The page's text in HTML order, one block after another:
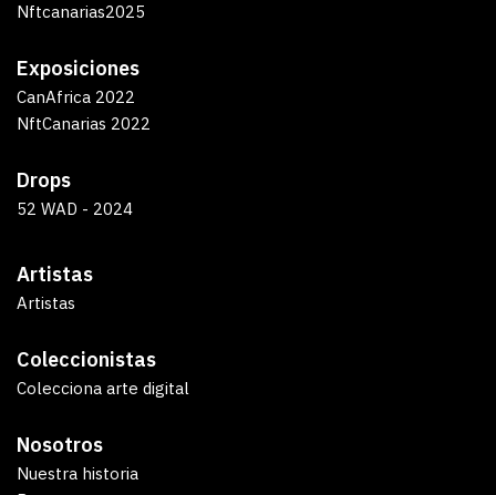
Nftcanarias2025
Exposiciones
CanAfrica 2022
NftCanarias 2022
Drops
52 WAD - 2024
Artistas
Artistas
Coleccionistas
Colecciona arte digital
Nosotros
Nuestra historia